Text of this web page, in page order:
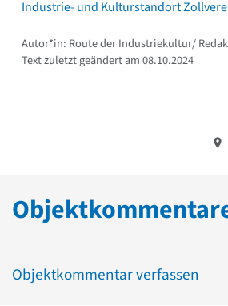
Industrie- und Kulturstandort
Autor*in: Route der Industriekultur/
Text zuletzt geändert am 08.10.2024
Objektkommentar verfassen